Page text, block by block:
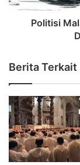
Politisi
Berita Terkait